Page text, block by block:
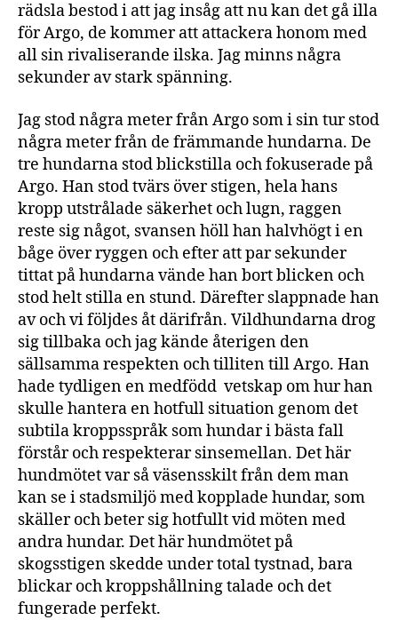
rädsla bestod i att jag insåg att nu kan det gå illa
för Argo, de kommer att attackera honom med
all sin rivaliserande ilska. Jag minns några
sekunder av stark spänning.
Jag stod några meter från Argo som i sin tur stod
några meter från de främmande hundarna. De
tre hundarna stod blickstilla och fokuserade på
Argo. Han stod tvärs över stigen, hela hans
kropp utstrålade säkerhet och lugn, raggen
reste sig något, svansen höll han halvhögt i en
båge över ryggen och efter att par sekunder
tittat på hundarna vände han bort blicken och
stod helt stilla en stund. Därefter slappnade han
av och vi följdes åt därifrån. Vildhundarna drog
sig tillbaka och jag kände återigen den
sällsamma respekten och tilliten till Argo. Han
hade tydligen en medfödd vetskap om hur han
skulle hantera en hotfull situation genom det
subtila kroppsspråk som hundar i bästa fall
förstår och respekterar sinsemellan. Det här
hundmötet var så väsensskilt från dem man
kan se i stadsmiljö med kopplade hundar, som
skäller och beter sig hotfullt vid möten med
andra hundar. Det här hundmötet på
skogsstigen skedde under total tystnad, bara
blickar och kroppshållning talade och det
fungerade perfekt.